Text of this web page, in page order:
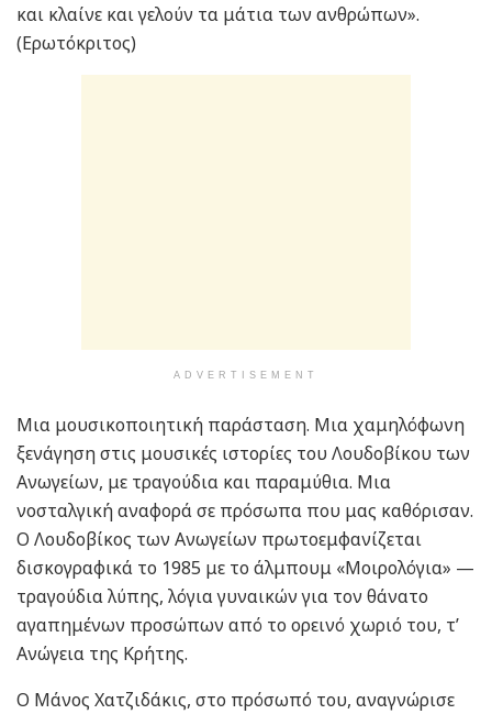
και κλαίνε και γελούν τα μάτια των ανθρώπων».
(Ερωτόκριτος)
ADVERTISEMENT
Μια μουσικοποιητική παράσταση. Μια χαμηλόφωνη
ξενάγηση στις μουσικές ιστορίες του Λουδοβίκου των
Ανωγείων, με τραγούδια και παραμύθια. Μια
νοσταλγική αναφορά σε πρόσωπα που μας καθόρισαν.
Ο Λουδοβίκος των Ανωγείων πρωτοεμφανίζεται
δισκογραφικά το 1985 με το άλμπουμ «Μοιρολόγια» —
τραγούδια λύπης, λόγια γυναικών για τον θάνατο
αγαπημένων προσώπων από το ορεινό χωριό του, τ’
Ανώγεια της Κρήτης.
Ο Μάνος Χατζιδάκις, στο πρόσωπό του, αναγνώρισε